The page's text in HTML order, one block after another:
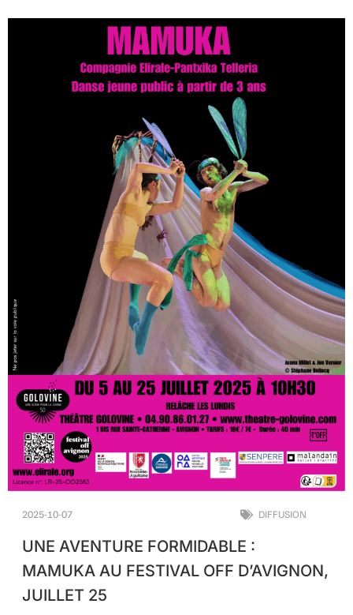
2025-10-07 DIFFUSION
UNE AVENTURE FORMIDABLE :
MAMUKA AU FESTIVAL OFF D’AVIGNON,
JUILLET 25